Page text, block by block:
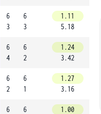
6
3
6
3
1.11
5.18
6
4
6
2
1.24
3.42
6
2
6
1
1.27
3.16
6
6
1.00